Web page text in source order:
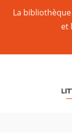
La
et